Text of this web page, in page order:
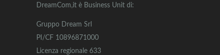
DreamCom,it è Business Unit di:
Gruppo Dream Srl
PI/CF 10896871000
Licenza regionale 633